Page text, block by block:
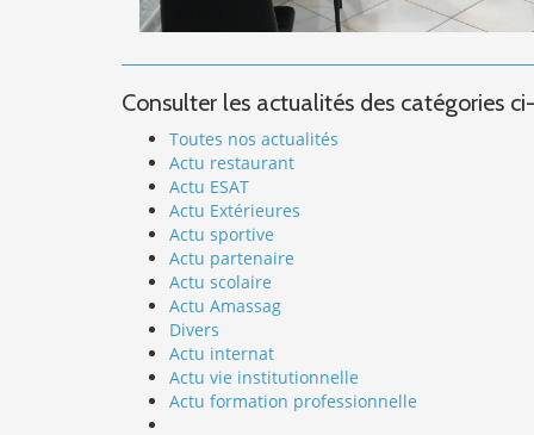
Consulter les actualités des catégories
Toutes nos actualités
Actu restaurant
Actu ESAT
Actu Extérieures
Actu sportive
Actu partenaire
Actu scolaire
Actu Amassag
Divers
Actu internat
Actu vie institutionnelle
Actu formation professionnelle